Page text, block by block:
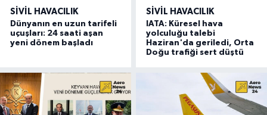
SIVIL HAVACILIK
Dünyanın en uzun tarifeli
uçuşları: 24 saati aşan
yeni dönem başladı
SIVIL HAVACILIK
IATA: Küresel hava
yolculuğu talebi
Haziran'da geriledi, Orta
Doğu trafiği sert düştü